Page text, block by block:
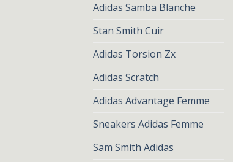
Adidas Samba Blanche
Stan Smith Cuir
Adidas Torsion Zx
Adidas Scratch
Adidas Advantage Femme
Sneakers Adidas Femme
Sam Smith Adidas